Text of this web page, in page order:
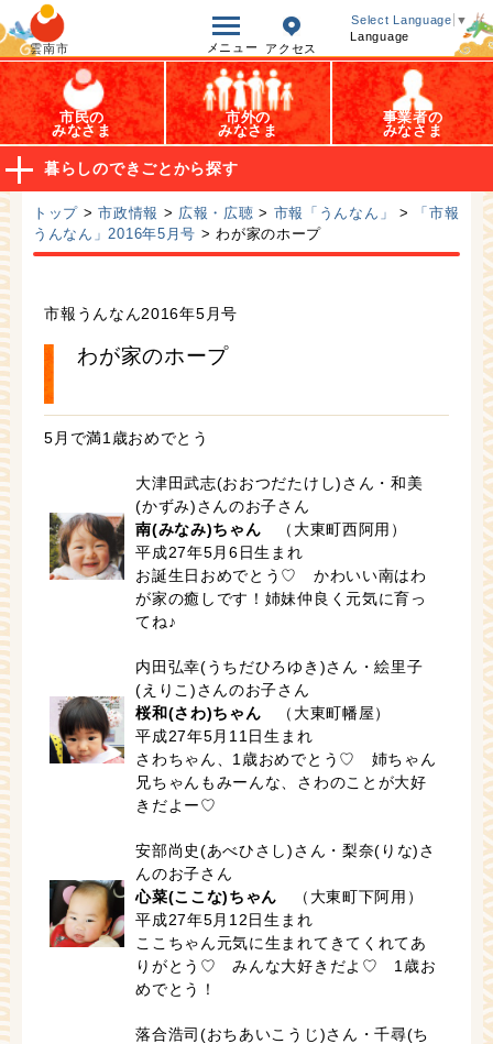
雲南市 メニュー アクセス
Select Language ▼
Language
オープンデータ
市民の
みなさま
市外の
みなさま
事業者の
みなさま
暮らしのできごとから探す
トップ >市政情報 > 広報・広聴 > 市報「うんなん」 >
「市報
うんなん」2016年5月号 > わが家のホープ
市報うんなん2016年5月号
わが家のホープ
5月で満1歳おめでとう
大津田武志(おおつだたけし)さん・和美
(かずみ)さんのお子さん
南(みなみ)ちゃん （大東町西阿用）
平成27年5月6日生まれ
お誕生日おめでとう♡ かわいい南はわ
が家の癒しです！姉妹仲良く元気に育っ
てね♪
内田弘幸(うちだひろゆき)さん・絵里子
(えりこ)さんのお子さん
桜和(さわ)ちゃん （大東町幡屋）
平成27年5月11日生まれ
さわちゃん、1歳おめでとう♡ 姉ちゃん
兄ちゃんもみーんな、さわのことが大好
きだよー♡
安部尚史(あべひさし)さん・梨奈(りな)さ
んのお子さん
心菜(ここな)ちゃん （大東町下阿用）
平成27年5月12日生まれ
ここちゃん元気に生まれてきてくれてあ
りがとう♡ みんな大好きだよ♡ 1歳お
めでとう！
落合浩司(おちあいこうじ)さん・千尋(ち